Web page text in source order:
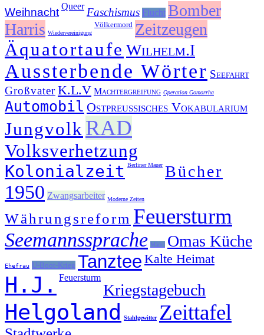
Weihnacht Queer Faschismus Flucht Bomber
Harris Wiedervereinigung
Völkermord Zeitzeugen
Äquatortaufe Wilhelm.I
Aussterbende Wörter Seefahrt
GroßvaterK.L.V Machtergreifung Operation Gomorrha
Automobil Ostpreußisches Vokabularium
Jungvolk RAD
Volksverhetzung
Kolonialzeit Berliner Mauer Bücher
1950 Zwangsarbeiter Moderne Zeiten
Währungsreform Feuersturm
Seemannssprache Mädel Omas Küche
Ehefrau U-Boot-Krieg Tanztee Kalte Heimat
H.J. Feuersturm
Kriegstagebuch
Helgoland Stahlgewitter Zeittafel